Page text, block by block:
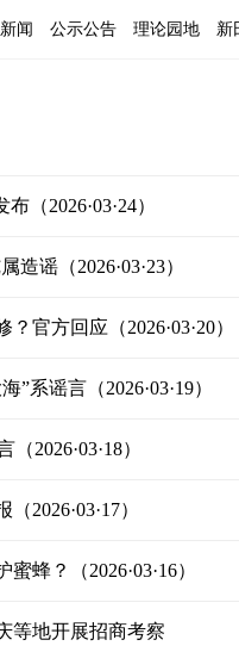
闻 公示公告 理论园地 新
（2026·03·24）
谣（2026·03·23）
官方回应（2026·03·20）
系谣言（2026·03·19）
2026·03·18）
2026·03·17）
蜂？（2026·03·16）
等地开展招商考察